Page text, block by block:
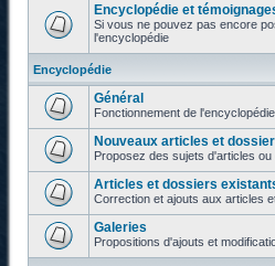
Encyclopédie et
Si vous ne pouvez pas encore
l'encyclopédie
Encyclopédie
Général
Fonctionnement de l'encyclopédie
Nouveaux articles et
Proposez des sujets d'articles
Articles et dossiers
Correction et ajouts aux articles
Galeries
Propositions d'ajouts et